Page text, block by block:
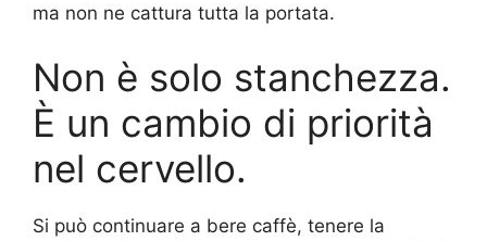
ma non ne cattura tutta la portata.
Non è solo stanchezza.
È un cambio di priorità
nel cervello.
Si può continuare a bere caffè, tenere la